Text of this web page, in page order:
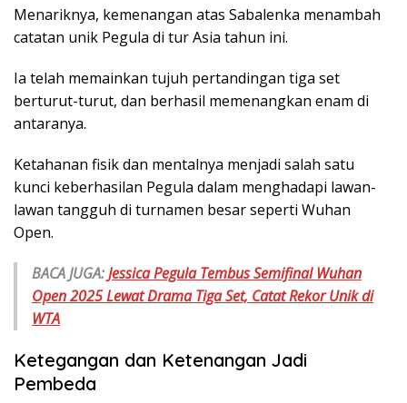
Menariknya, kemenangan atas Sabalenka menambah
catatan unik Pegula di tur Asia tahun ini.
Ia telah memainkan tujuh pertandingan tiga set
berturut-turut, dan berhasil memenangkan enam di
antaranya.
Ketahanan fisik dan mentalnya menjadi salah satu
kunci keberhasilan Pegula dalam menghadapi lawan-
lawan tangguh di turnamen besar seperti Wuhan
Open.
BACA JUGA:Jessica Pegula Tembus Semifinal Wuhan
Open 2025 Lewat Drama Tiga Set, Catat Rekor Unik di
WTA
Ketegangan dan Ketenangan Jadi
Pembeda